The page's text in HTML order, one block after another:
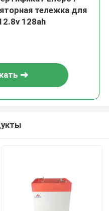
тележка для
128ah